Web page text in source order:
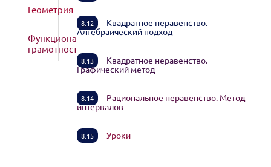
Геометрия
Функциональная
грамотность
8.12
Квадратное неравенство.
Алгебраический подход
8.13
Квадратное неравенство.
Графический метод
8.14
Рациональное неравенство. Метод
интервалов
8.15 Уроки